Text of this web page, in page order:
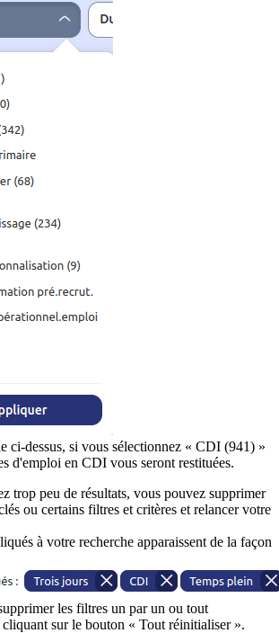
ci-dessus, si vous sélectionnez « CDI (941) »
d'emploi en CDI vous seront restituées.
trop peu de résultats, vous pouvez supprimer
ou certains filtres et critères et relancer votre
à votre recherche apparaissent de la façon
les filtres un par un ou tout
sur le bouton « Tout réinitialiser ».